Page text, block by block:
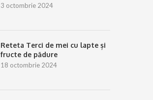
3 octombrie 2024
Reteta Terci de mei cu lapte și
fructe de pădure
18 octombrie 2024